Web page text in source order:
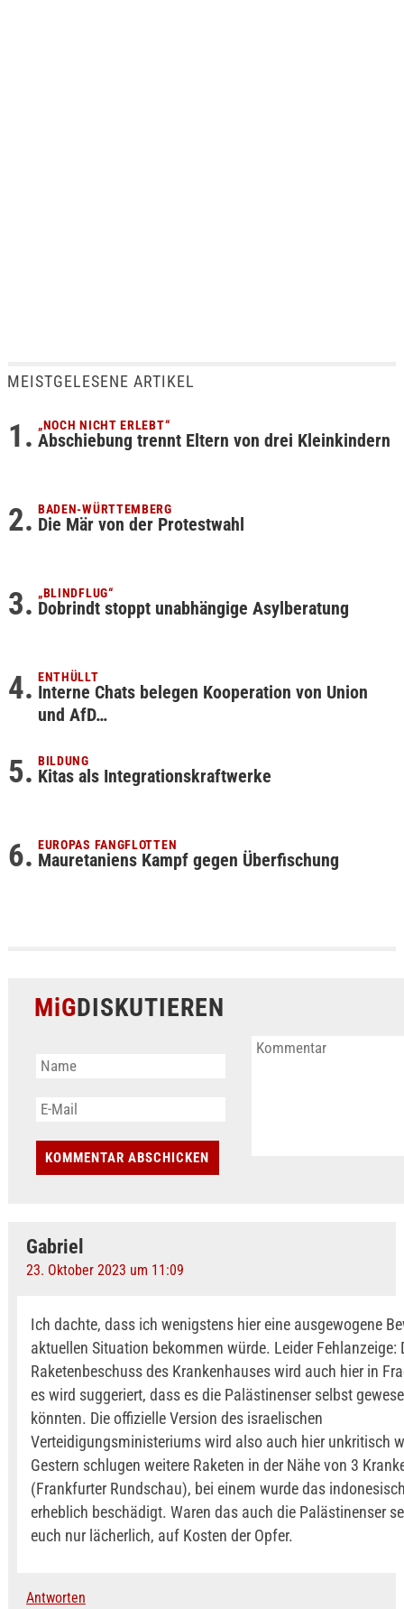
MEISTGELESENE ARTIKEL
„NOCH NICHT ERLEBT“
Abschiebung trennt Eltern von drei Kleinkindern
BADEN-WÜRTTEMBERG
Die Mär von der Protestwahl
„BLINDFLUG“
Dobrindt stoppt unabhängige Asylberatung
ENTHÜLLT
Interne Chats belegen Kooperation von Union
und AfD…
BILDUNG
Kitas als Integrationskraftwerke
EUROPAS FANGFLOTTEN
Mauretaniens Kampf gegen Überfischung
MiGDISKUTIEREN
Gabriel
23. Oktober 2023 um 11:09
Ich dachte, dass ich wenigstens hier eine ausgewogene
aktuellen Situation bekommen würde. Leider Fehlanzeige:
Raketenbeschuss des Krankenhauses wird auch hier in
es wird suggeriert, dass es die Palästinenser selbst
könnten. Die offizielle Version des israelischen
Verteidigungsministeriums wird also auch hier unkritisch
Gestern schlugen weitere Raketen in der Nähe von 3
(Frankfurter Rundschau), bei einem wurde das
erheblich beschädigt. Waren das auch die Palästinenser
euch nur lächerlich, auf Kosten der Opfer.
Antworten